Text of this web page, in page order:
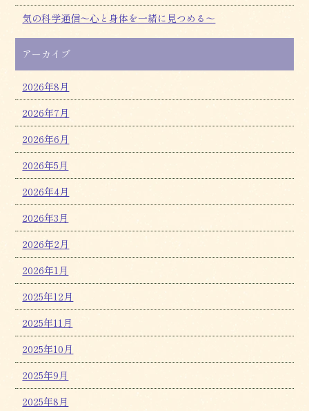
気の科学通信～心と身体を一緒に見つめる～
アーカイブ
2026年8月
2026年7月
2026年6月
2026年5月
2026年4月
2026年3月
2026年2月
2026年1月
2025年12月
2025年11月
2025年10月
2025年9月
2025年8月